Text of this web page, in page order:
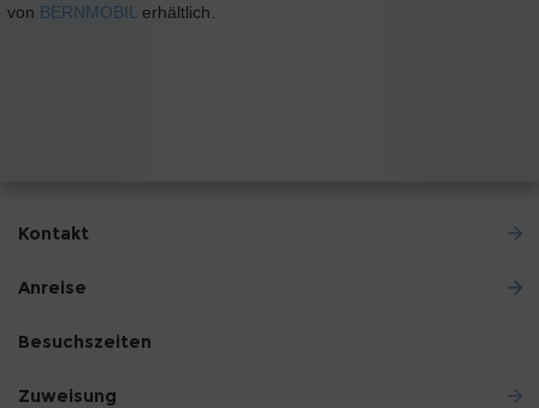
von BERNMOBIL erhältlich.
Kontakt
Anreise
Besuchszeiten
Zuweisung